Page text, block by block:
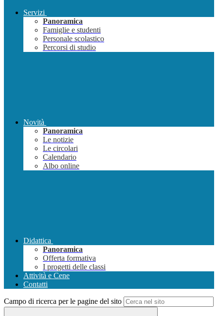
Servizi
Panoramica
Famiglie e studenti
Personale scolastico
Percorsi di studio
Novità
Panoramica
Le notizie
Le circolari
Calendario
Albo online
Didattica
Panoramica
Offerta formativa
I progetti delle classi
Attività e Cene
Contatti
Campo di ricerca per le pagine del sito